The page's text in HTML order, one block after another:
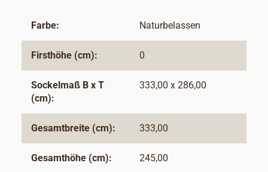
Farbe: Naturbelassen
Firsthöhe (cm): 0
Sockelmaß B x T
(cm):
333,00 x 286,00
Gesamtbreite (cm): 333,00
Gesamthöhe (cm): 245,00